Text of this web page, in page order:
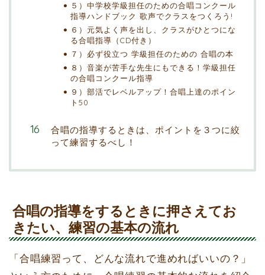
５）中学校学級担任のための合唱コンクール
指導ハンドブック 歌声でクラスをつくろう!
６）元気よく声を出し、クラスがひとつにな
る合唱指導（CD付き）
７）必ず役立つ 学級担任のための 合唱の本
８）音楽が苦手な先生にもできる！学級担任
の合唱コンクール指導
９）部活でレベルアップ！合唱上達のポイン
ト50
合唱の指導するときは、ポイントを３つに絞
って練習するべし！
合唱の指導をするときに押さえてお
きたい、練習の基本の流れ
「合唱練習って、どんな流れで進めればいいの？」